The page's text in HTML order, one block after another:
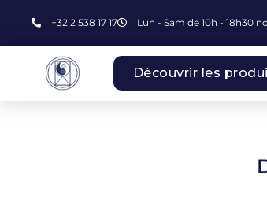
+32 2 538 17 17 Lun - Sam de 10h - 18h30
Découvrir les